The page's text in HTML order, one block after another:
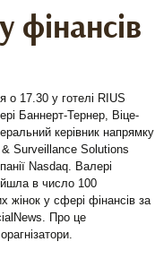
фінансів
о 17.30 у готелі RIUS
Баннерт-Тернер, Віце-
керівник напрямку
Surveillance Solutions
Nasdaq. Валері
в число 100
жінок у сфері фінансів за
Про це